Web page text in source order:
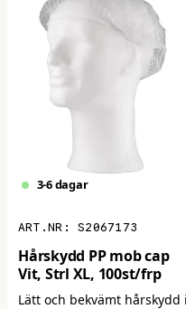
Ja, ni får publicera
3-6 dagar
S2067173
Hårskydd PP mob cap
Vit, Strl XL, 100st/frp
Lätt och bekvämt hårskydd i